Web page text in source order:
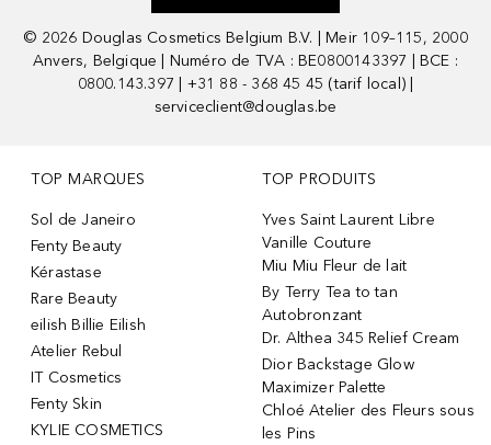
© 2026 Douglas Cosmetics Belgium B.V. | Meir 109–115, 2000
Anvers, Belgique | Numéro de TVA : BE0800143397 | BCE :
0800.143.397 | +31 88 - 368 45 45 (tarif local) |
serviceclient@douglas.be
TOP MARQUES
Sol de Janeiro
Fenty Beauty
Kérastase
Rare Beauty
eilish Billie Eilish
Atelier Rebul
IT Cosmetics
Fenty Skin
KYLIE COSMETICS
TOP PRODUITS
Yves Saint Laurent Libre
Vanille Couture
Miu Miu Fleur de lait
By Terry Tea to tan
Autobronzant
Dr. Althea 345 Relief Cream
Dior Backstage Glow
Maximizer Palette
Chloé Atelier des Fleurs sous
les Pins